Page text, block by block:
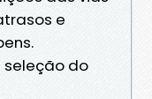
e
do